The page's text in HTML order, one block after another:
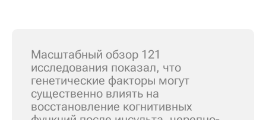
Масштабный обзор 121
исследования показал, что
генетические факторы могут
существенно влиять на
восстановление когнитивных